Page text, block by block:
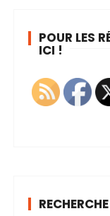
POUR LES
ICI !
RECHERCHE